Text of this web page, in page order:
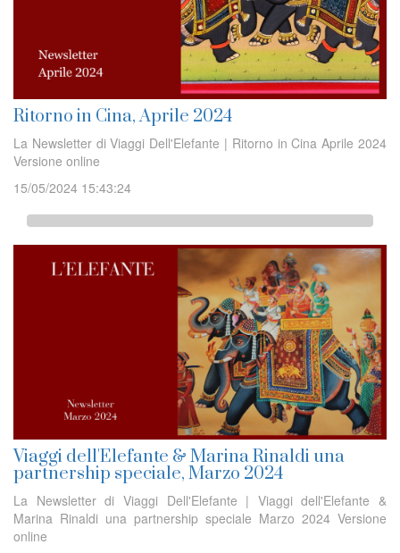
Ritorno in Cina, Aprile 2024
La Newsletter di Viaggi Dell'Elefante | Ritorno in Cina Aprile 2024
Versione online
15/05/2024 15:43:24
Viaggi dell'Elefante & Marina Rinaldi una
partnership speciale, Marzo 2024
La Newsletter di Viaggi Dell'Elefante | Viaggi dell'Elefante &
Marina Rinaldi una partnership speciale Marzo 2024 Versione
online